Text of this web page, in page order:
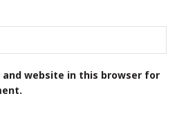
and website in this browser for